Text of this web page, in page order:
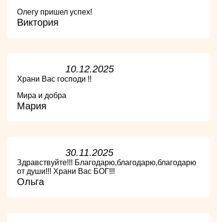
Олегу пришел успех!
Виктория
10.12.2025
Храни Вас господи !!
Мира и добра
Мария
30.11.2025
Здравствуйте!!! Благодарю,благодарю,благодарю
от души!!! Храни Вас БОГ!!!
Ольга